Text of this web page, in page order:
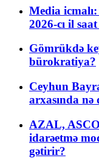
Media
2026-cı il
Gömrükdə
bürokratiya?
Ceyhun
arxasında nə
AZAL,
idarəetmə
gətirir?